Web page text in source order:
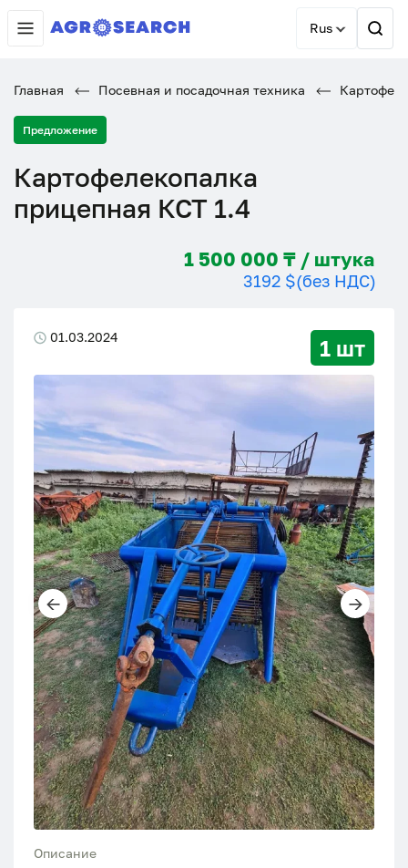
Rus
Главная Посевная и посадочная техника
Предложение
Картофелекопалка
прицепная КСТ 1.4
1 500 000 ₸ / штука
3192 $(без НДС)
01.03.2024 1 шт
Описание